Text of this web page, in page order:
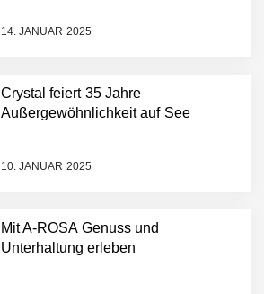
14. JANUAR 2025
Crystal feiert 35 Jahre
Außergewöhnlichkeit auf See
10. JANUAR 2025
Mit A-ROSA Genuss und
Unterhaltung erleben